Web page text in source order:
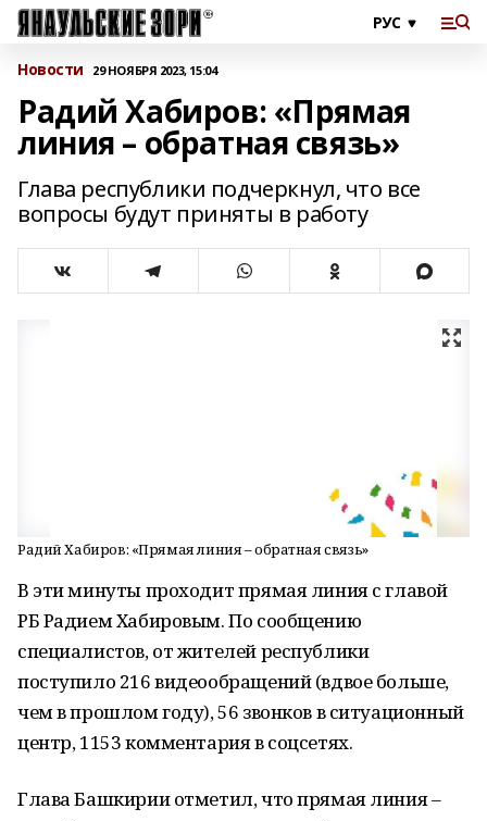
Новости 29 НОЯБРЯ 2023, 15:04
Радий Хабиров: «Прямая
линия – обратная связь»
Глава республики подчеркнул, что все
вопросы будут приняты в работу
Радий Хабиров: «Прямая линия – обратная связь»
В эти минуты проходит прямая линия с главой
РБ Радием Хабировым. По сообщению
специалистов, от жителей республики
поступило 216 видеообращений (вдвое больше,
чем в прошлом году), 56 звонков в ситуационный
центр, 1153 комментария в соцсетях.
Глава Башкирии отметил, что прямая линия –